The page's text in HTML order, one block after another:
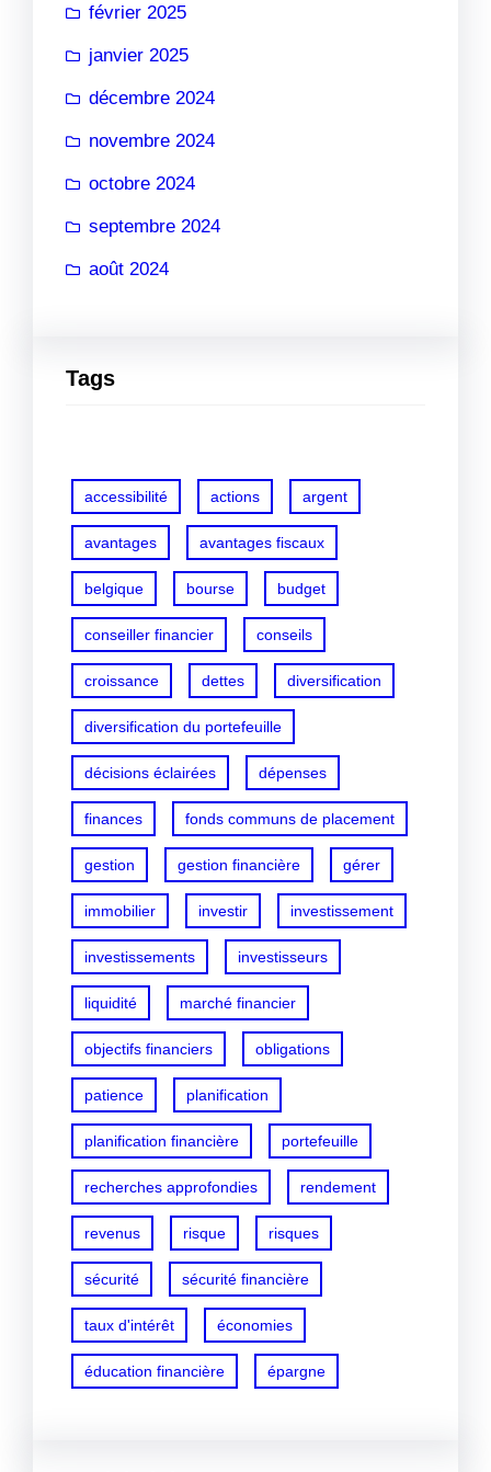
février 2025
janvier 2025
décembre 2024
novembre 2024
octobre 2024
septembre 2024
août 2024
Tags
accessibilité actions argent
avantages avantages fiscaux
belgique bourse budget
conseiller financier conseils
croissance dettes diversification
diversification du portefeuille
décisions éclairées dépenses
finances fonds communs de placement
gestion gestion financière gérer
immobilier investir investissement
investissements investisseurs
liquidité marché financier
objectifs financiers obligations
patience planification
planification financière portefeuille
recherches approfondies rendement
revenus risque risques
sécurité sécurité financière
taux d'intérêt économies
éducation financière épargne